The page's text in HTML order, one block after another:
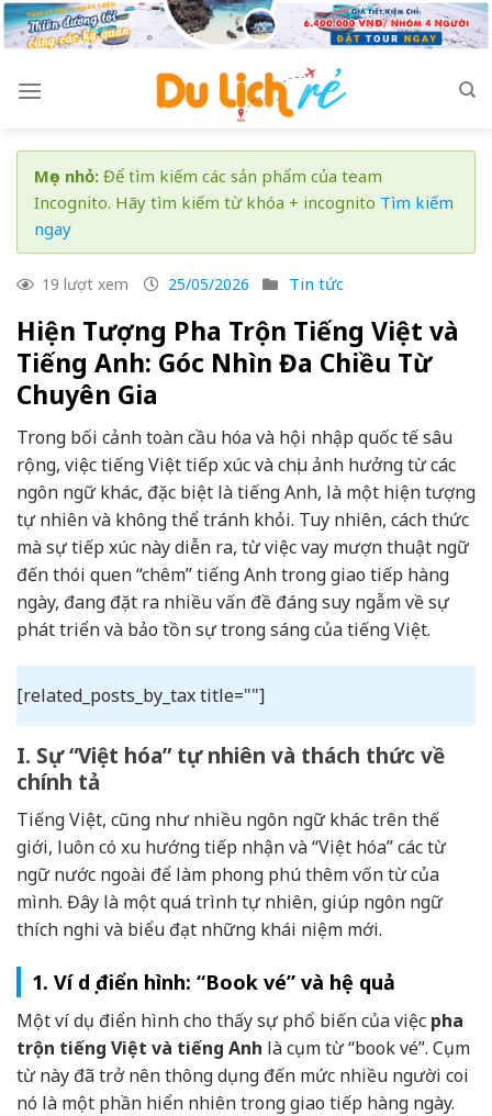
Skip
to
Mẹo nhỏ: Để tìm kiếm các sản phẩm của team
Incognito. Hãy tìm kiếm từ khóa + incognito Tìm kiếm
ngay
19 lượt xem 25/05/2026 Tin tức
Hiện Tượng Pha Trộn Tiếng Việt và
Tiếng Anh: Góc Nhìn Đa Chiều Từ
Chuyên Gia
Trong bối cảnh toàn cầu hóa và hội nhập quốc tế sâu
rộng, việc tiếng Việt tiếp xúc và chịu ảnh hưởng từ các
ngôn ngữ khác, đặc biệt là tiếng Anh, là một hiện tượng
tự nhiên và không thể tránh khỏi. Tuy nhiên, cách thức
mà sự tiếp xúc này diễn ra, từ việc vay mượn thuật ngữ
đến thói quen “chêm” tiếng Anh trong giao tiếp hàng
ngày, đang đặt ra nhiều vấn đề đáng suy ngẫm về sự
phát triển và bảo tồn sự trong sáng của tiếng Việt.
[related_posts_by_tax title=""]
I. Sự “Việt hóa” tự nhiên và thách thức về
chính tả
Tiếng Việt, cũng như nhiều ngôn ngữ khác trên thế
giới, luôn có xu hướng tiếp nhận và “Việt hóa” các từ
ngữ nước ngoài để làm phong phú thêm vốn từ của
mình. Đây là một quá trình tự nhiên, giúp ngôn ngữ
thích nghi và biểu đạt những khái niệm mới.
1. Ví dụ điển hình: “Book vé” và hệ quả
Một ví dụ điển hình cho thấy sự phổ biến của việc pha
trộn tiếng Việt và tiếng Anh là cụm từ “book vé”. Cụm
từ này đã trở nên thông dụng đến mức nhiều người coi
nó là một phần hiển nhiên trong giao tiếp hàng ngày.